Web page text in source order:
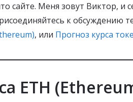
сайте. Меня зовут Виктор, и
к
, или Прогноз курса
ETH